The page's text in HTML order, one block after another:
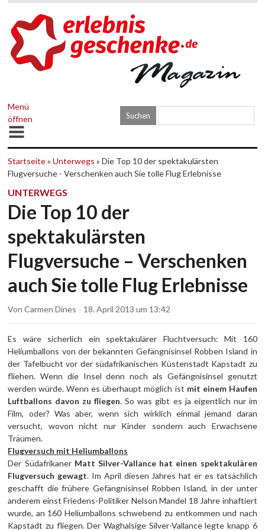
Menü
öffnen
Startseite»Unterwegs » Die Top 10 der spektakulärsten
Flugversuche - Verschenken auch Sie tolle Flug Erlebnisse
UNTERWEGS
Die Top 10 der
spektakulärsten
Flugversuche – Verschenken
auch Sie tolle Flug Erlebnisse
VonCarmen Dines 18. April 2013 um 13:42
Es wäre sicherlich ein spektakulärer Fluchtversuch: Mit 160
Heliumballons von der bekannten Gefängnisinsel Robben Island in
der Tafelbucht vor der südafrikanischen Küstenstadt Kapstadt zu
fliehen. Wenn die Insel denn noch als Gefängnisinsel genutzt
werden würde. Wenn es überhaupt möglich ist mit einem Haufen
Luftballons davon zu fliegen. So was gibt es ja eigentlich nur im
Film, oder? Was aber, wenn sich wirklich einmal jemand daran
versucht, wovon nicht nur Kinder sondern auch Erwachsene
Träumen.
Flugversuch mit Heliumballons
Der Südafrikaner Matt Silver-Vallance hat einen spektakulären
Flugversuch gewagt. Im April diesen Jahres hat er es tatsächlich
geschafft die frühere Gefängnisinsel Robben Island, in der unter
anderem einst Friedens-Politiker Nelson Mandel 18 Jahre inhaftiert
wurde, an 160 Heliumballons schwebend zu entkommen und nach
Kapstadt zu fliegen. Der Waghalsige Silver-Vallance legte knapp 6